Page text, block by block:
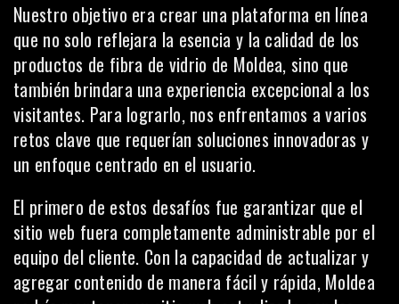
Nuestro objetivo era crear una plataforma en línea
que no solo reflejara la esencia y la calidad de los
productos de fibra de vidrio de Moldea, sino que
también brindara una experiencia excepcional a los
visitantes. Para lograrlo, nos enfrentamos a varios
retos clave que requerían soluciones innovadoras y
un enfoque centrado en el usuario.
El primero de estos desafíos fue garantizar que el
sitio web fuera completamente administrable por el
equipo del cliente. Con la capacidad de actualizar y
agregar contenido de manera fácil y rápida, Moldea